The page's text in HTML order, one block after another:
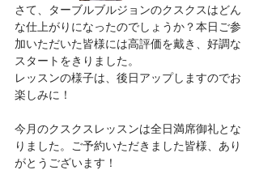
さて、ターブルブルジョンのクスクスはどん
な仕上がりになったのでしょうか？本日ご参
加いただいた皆様には高評価を戴き、好調な
スタートをきりました。
レッスンの様子は、後日アップしますのでお
楽しみに！
今月のクスクスレッスンは全日満席御礼とな
りました。ご予約いただきました皆様、あり
がとうございます！